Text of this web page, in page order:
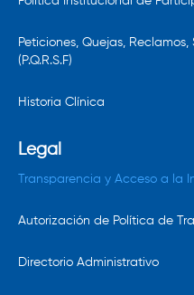
Peticiones, Quejas,
(P.Q.R.S.F)
Historia Clínica
Legal
Transparencia y Acceso a la
Autorización de Política de
Directorio Administrativo